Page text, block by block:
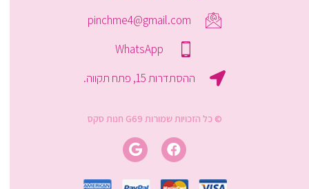
pinchme4@gmail.com
WhatsApp
ההסתדרות 15, פתח תקווה.
© כל הזכויות שמורות G69 חנות סקס